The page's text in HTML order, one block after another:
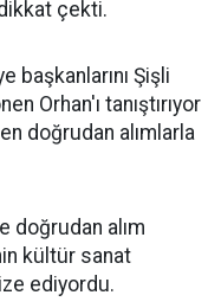
dikkat çekti.
başkanlarını Şişli
Orhan'ı tanıştırıyor
doğrudan alımlarla
doğrudan alım
kültür sanat
ediyordu.